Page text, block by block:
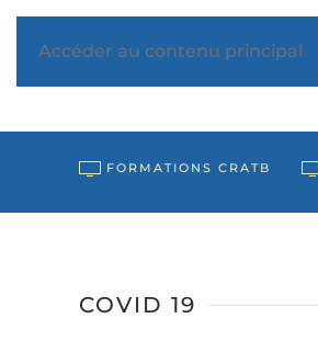
Accéder au contenu principal
FORMATIONS CRATB
COVID 19